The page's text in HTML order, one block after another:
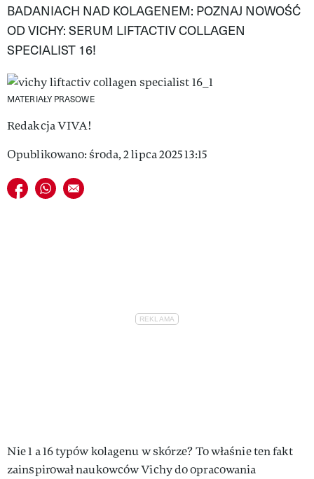
VIVA!ITAKA
MAGAZYN VIVA!
BADANIACH NAD KOLAGENEM: POZNAJ NOWOŚĆ
OD VICHY: SERUM LIFTACTIV COLLAGEN
SPECIALIST 16!
MATERIAŁY PRASOWE
Redakcja VIVA!
Opublikowano: środa, 2 lipca 2025 13:15
Udostępnij na facebook
Udostępnij na whatsapp
E-mail do przyjaciela
Nie 1 a 16 typów kolagenu w skórze? To właśnie ten fakt
zainspirował naukowców Vichy do opracowania